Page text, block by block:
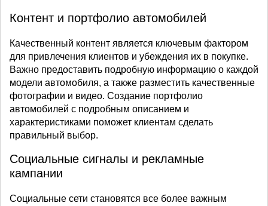
Контент и портфолио автомобилей
Качественный контент является ключевым фактором
для привлечения клиентов и убеждения их в покупке.
Важно предоставить подробную информацию о каждой
модели автомобиля, а также разместить качественные
фотографии и видео. Создание портфолио
автомобилей с подробным описанием и
характеристиками поможет клиентам сделать
правильный выбор.
Социальные сигналы и рекламные
кампании
Социальные сети становятся все более важным